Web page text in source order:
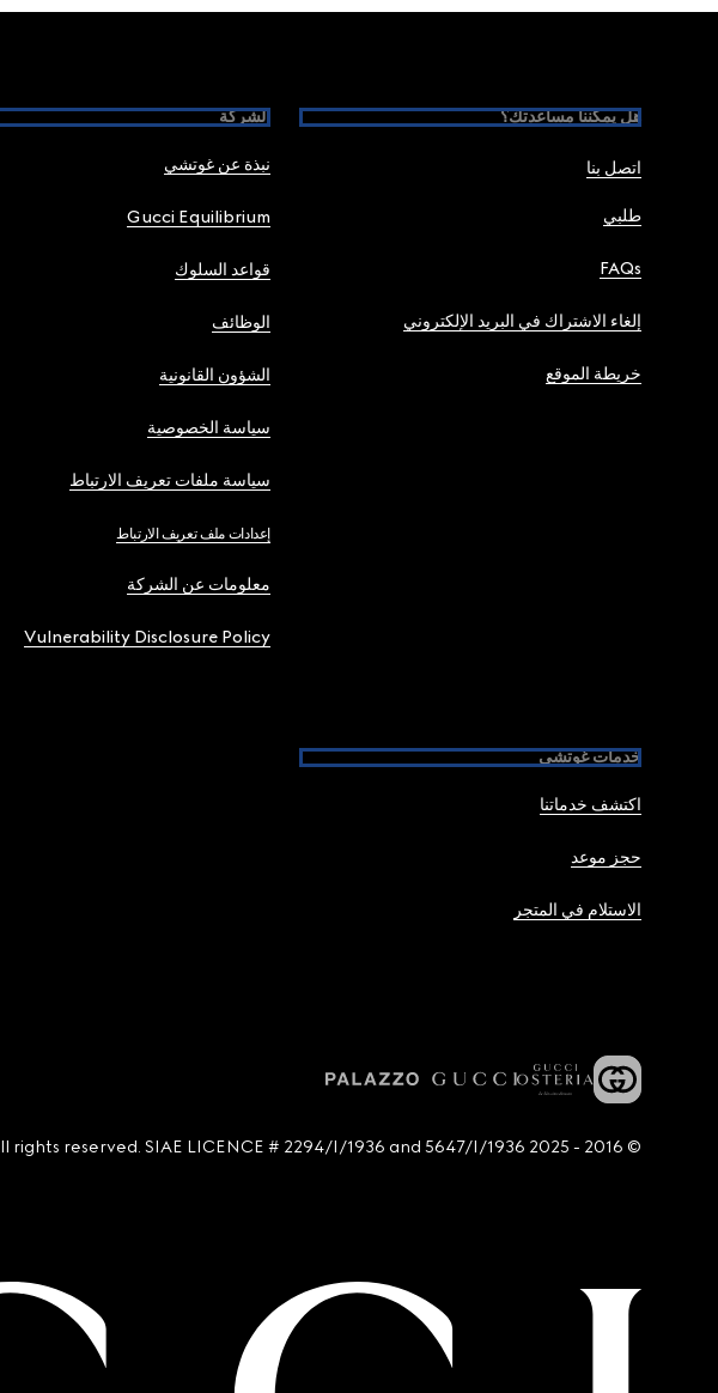
هل يمكننا مساعدتك؟
اتصل بنا
طلبي
FAQs
إلغاء الاشتراك في البريد الإلكتروني
خريطة الموقع
الشركة
نبذة عن غوتشي
Gucci Equilibrium
قواعد السلوك
الوظائف
الشؤون القانونية
سياسة الخصوصية
سياسة ملفات تعريف الارتباط
إعدادات ملف تعريف الارتباط
معلومات عن الشركة
Vulnerability Disclosure Policy
خدمات غوتشي
اكتشف خدماتنا
حجز موعد
الاستلام في المتجر
© 2016 - 2025 Guccio Gucci S.p.A. - All rights reserved. SIAE LICENCE # 2294/I/1936 and 5647/I/1936